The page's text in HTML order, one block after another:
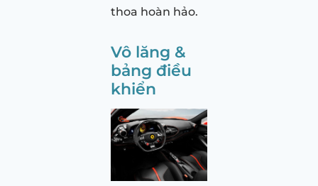
thoa hoàn hảo.
Vô lăng &
bảng điều
khiển